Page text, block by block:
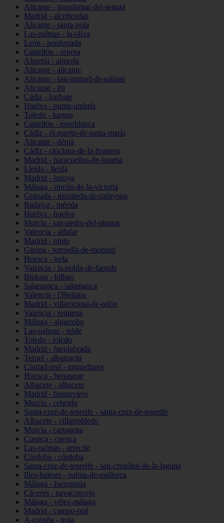
Alicante - guardamar-del-segura
Madrid - alcobendas
Alicante - santa-pola
Las-palmas - la-oliva
León - ponferrada
Castellón - orpesa
Almería - almería
Alicante - alicante
Alicante - san-miguel-de-salinas
Alicante - ibi
Cádiz - barbate
Huelva - punta-umbría
Toledo - bargas
Castellón - torreblanca
Cádiz - el-puerto-de-santa-maría
Alicante - dénia
Cádiz - chiclana-de-la-frontera
Madrid - paracuellos-de-jarama
Lleida - lleida
Madrid - lozoya
Málaga - rincón-de-la-victoria
Granada - moraleda-de-zafayona
Badajoz - mérida
Huelva - huelva
Murcia - san-pedro-del-pinatar
Valencia - alfafar
Madrid - pinto
Girona - torroella-de-montgrí
Huesca - torla
Valencia - la-pobla-de-farnals
Bizkaia - bilbao
Salamanca - salamanca
Valencia - l39eliana
Madrid - villaviciosa-de-odón
Valencia - requena
Málaga - algarrobo
Las-palmas - telde
Toledo - toledo
Madrid - fuenlabrada
Teruel - albarracín
Ciudad-real - miguelturra
Huesca - benasque
Albacete - albacete
Madrid - bustarviejo
Murcia - cehegín
Santa-cruz-de-tenerife - santa-cruz-de-tenerife
Albacete - villarrobledo
Murcia - cartagena
Cuenca - cuenca
Las-palmas - arrecife
Córdoba - córdoba
Santa-cruz-de-tenerife - san-cristóbal-de-la-laguna
Illes-balears - palma-de-mallorca
Málaga - fuengirola
Cáceres - navaconcejo
Málaga - vélez-málaga
Madrid - campo-real
A-coruña - noia